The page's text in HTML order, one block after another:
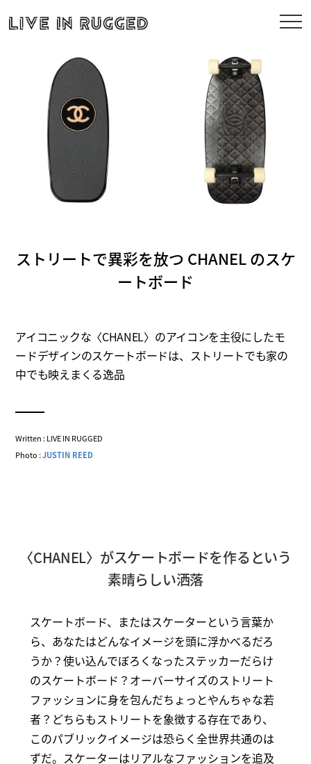
ストリートで異彩を放つ CHANEL のスケ
ートボード
アイコニックな〈CHANEL〉のアイコンを主役にしたモ
ードデザインのスケートボードは、ストリートでも家の
中でも映えまくる逸品
Written : LIVE IN RUGGED
Photo :JUSTIN REED
〈CHANEL〉がスケートボードを作るという
素晴らしい洒落
スケートボード、またはスケーターという言葉か
ら、あなたはどんなイメージを頭に浮かべるだろ
うか？使い込んでぼろくなったステッカーだらけ
のスケートボード？オーバーサイズのストリート
ファッションに身を包んだちょっとやんちゃな若
者？どちらもストリートを象徴する存在であり、
このパブリックイメージは恐らく全世界共通のは
ずだ。スケーターはリアルなファッションを追及